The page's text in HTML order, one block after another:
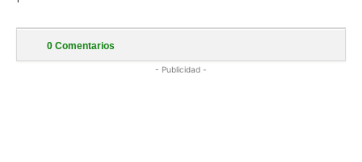
0 Comentarios
- Publicidad -